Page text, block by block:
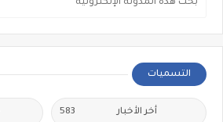
التسميات
أخر الأخبار 583